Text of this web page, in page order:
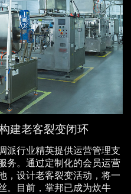
建老客裂变闭环
派行业精英提供运营管理支
务。通过定制化的会员运营
，设计老客裂变活动，将一
。目前，掌邦已成为炊牛